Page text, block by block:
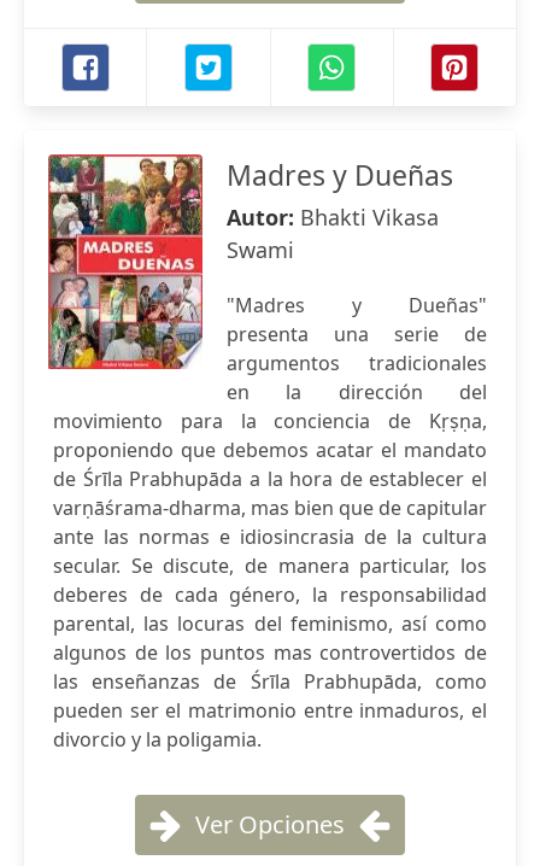
Madres y Dueñas
Autor: Bhakti Vikasa
Swami
"Madres y Dueñas"
presenta una serie de
argumentos tradicionales
en la dirección del
movimiento para la conciencia de Kṛṣṇa,
proponiendo que debemos acatar el mandato
de Śrīla Prabhupāda a la hora de establecer el
varṇāśrama-dharma, mas bien que de capitular
ante las normas e idiosincrasia de la cultura
secular. Se discute, de manera particular, los
deberes de cada género, la responsabilidad
parental, las locuras del feminismo, así como
algunos de los puntos mas controvertidos de
las enseñanzas de Śrīla Prabhupāda, como
pueden ser el matrimonio entre inmaduros, el
divorcio y la poligamia.
Ver Opciones